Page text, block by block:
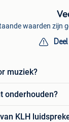
waarden zijn
muziek?
onderhouden?
KLH